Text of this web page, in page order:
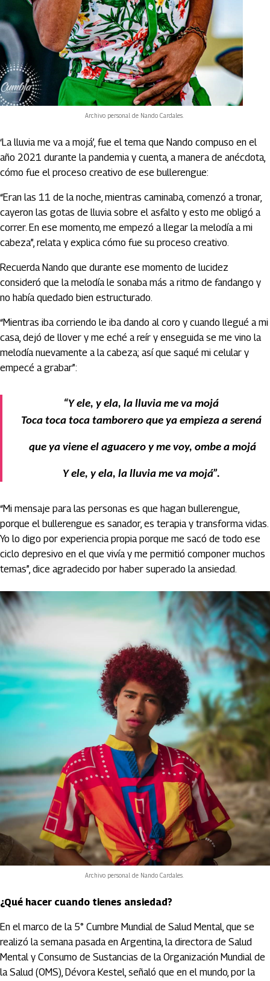
Archivo personal de Nando Cardales.
‘La lluvia me va a mojá’, fue el tema que Nando compuso en el
año 2021 durante la pandemia y cuenta, a manera de anécdota,
cómo fue el proceso creativo de ese bullerengue:
“Eran las 11 de la noche, mientras caminaba, comenzó a tronar,
cayeron las gotas de lluvia sobre el asfalto y esto me obligó a
correr. En ese momento, me empezó a llegar la melodía a mi
cabeza”, relata y explica cómo fue su proceso creativo.
Recuerda Nando que durante ese momento de lucidez
consideró que la melodía le sonaba más a ritmo de fandango y
no había quedado bien estructurado.
“Mientras iba corriendo le iba dando al coro y cuando llegué a mi
casa, dejó de llover y me eché a reír y enseguida se me vino la
melodía nuevamente a la cabeza; así que saqué mi celular y
empecé a grabar”:
“Y ele, y ela, la lluvia me va mojá
Toca toca toca tamborero que ya empieza a serená
que ya viene el aguacero y me voy, ombe a mojá
Y ele, y ela, la lluvia me va mojá”.
“Mi mensaje para las personas es que hagan bullerengue,
porque el bullerengue es sanador, es terapia y transforma vidas.
Yo lo digo por experiencia propia porque me sacó de todo ese
ciclo depresivo en el que vivía y me permitió componer muchos
temas”, dice agradecido por haber superado la ansiedad.
Archivo personal de Nando Cardales.
¿Qué hacer cuando tienes ansiedad?
En el marco de la 5° Cumbre Mundial de Salud Mental, que se
realizó la semana pasada en Argentina, la directora de Salud
Mental y Consumo de Sustancias de la Organización Mundial de
la Salud (OMS), Dévora Kestel, señaló que en el mundo, por la